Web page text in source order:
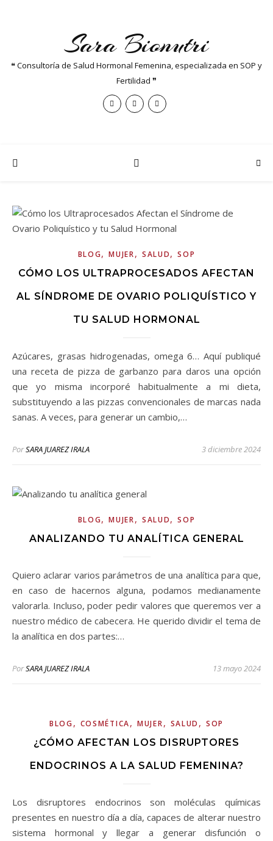
Sara Bionutri
❝ Consultoría de Salud Hormonal Femenina, especializada en SOP y
Fertilidad ❞
BLOG,MUJER, SALUD,SOP
CÓMO LOS ULTRAPROCESADOS AFECTAN
AL SÍNDROME DE OVARIO POLIQUÍSTICO Y
TU SALUD HORMONAL
Azúcares, grasas hidrogenadas, omega 6… Aquí publiqué
una receta de pizza de garbanzo para daros una opción
que yo misma incorporé habitualmente a mi dieta,
substituyendo a las pizzas convencionales de marcas nada
sanas. A veces, para generar un cambio,…
PorSARA JUAREZ IRALA 3 diciembre 2024
BLOG,MUJER, SALUD,SOP
ANALIZANDO TU ANALÍTICA GENERAL
Quiero aclarar varios parámetros de una analítica para que,
en caso de hacernos alguna, podamos medianamente
valorarla. Incluso, poder pedir valores que queremos ver a
nuestro médico de cabecera. He querido dividir el tema de
la analítica en dos partes:…
PorSARA JUAREZ IRALA 13 mayo 2024
BLOG, COSMÉTICA, MUJER, SALUD , SOP
¿CÓMO AFECTAN LOS DISRUPTORES
ENDOCRINOS A LA SALUD FEMENINA?
Los disruptores endocrinos son moléculas químicas
presentes en nuestro día a día, capaces de alterar nuestro
sistema hormonal y llegar a generar disfunción o